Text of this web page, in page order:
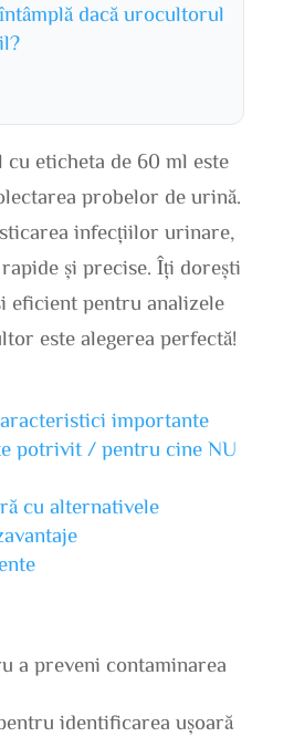
dacă urocultorul
eticheta de 60 ml este
probelor de urină.
infecțiilor urinare,
și precise. Îți dorești
eficient pentru analizele
este alegerea perfectă!
importante
potrivit / pentru cine NU
cu alternativele
a preveni contaminarea
identificarea ușoară